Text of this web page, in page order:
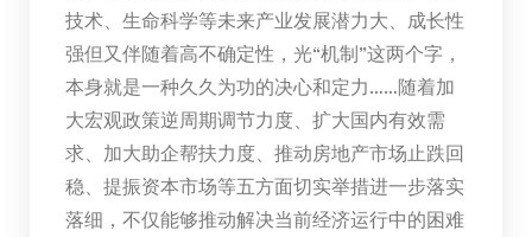
技术、生命科学等未来产业发展潜力大、成长性
强但又伴随着高不确定性，光“机制”这两个字，
本身就是一种久久为功的决心和定力……随着加
大宏观政策逆周期调节力度、扩大国内有效需
求、加大助企帮扶力度、推动房地产市场止跌回
稳、提振资本市场等五方面切实举措进一步落实
落细，不仅能够推动解决当前经济运行中的困难